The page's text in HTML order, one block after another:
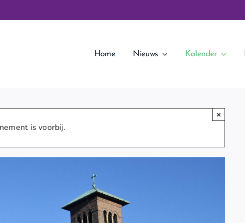
Home Nieuws Kalender
is voorbij.
×